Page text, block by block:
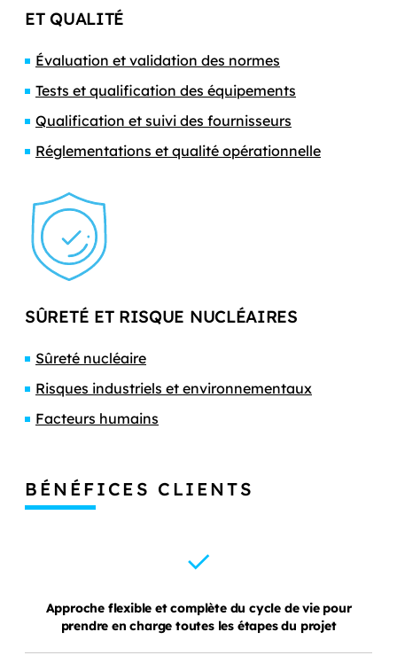
ET QUALITÉ
Évaluation et validation des normes
Tests et qualification des équipements
Qualification et suivi des fournisseurs
Réglementations et qualité opérationnelle
SÛRETÉ ET RISQUE NUCLÉAIRES
Sûreté nucléaire
Risques industriels et environnementaux
Facteurs humains
BÉNÉFICES CLIENTS
Approche flexible et complète du cycle de vie pour
prendre en charge toutes les étapes du projet